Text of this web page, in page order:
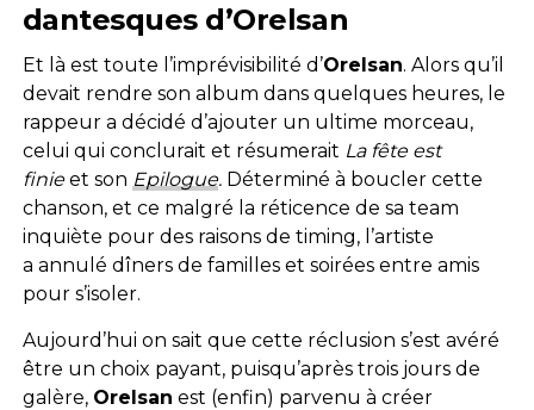
dantesques d’Orelsan
Et là est toute l’imprévisibilité d’Orelsan. Alors qu’il
devait rendre son album dans quelques heures, le
rappeur a décidé d’ajouter un ultime morceau,
celui qui conclurait et résumerait La fête est
finieet son Epilogue. Déterminé à boucler cette
chanson, et ce malgré la réticence de sa team
inquiète pour des raisons de timing, l’artiste
a annulé dîners de familles et soirées entre amis
pour s’isoler.
Aujourd’hui on sait que cette réclusion s’est avéré
être un choix payant, puisqu’après trois jours de
galère, Orelsan est (enfin) parvenu à créer